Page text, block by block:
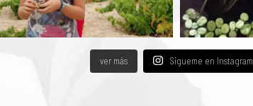
ver más Sigueme en Instagram